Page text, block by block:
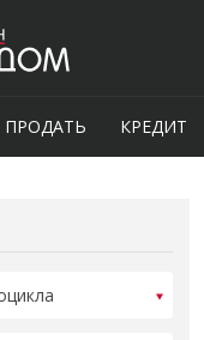
ПРОДАТЬ КРЕДИТ